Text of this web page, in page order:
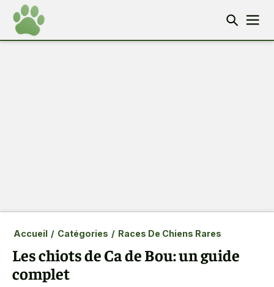
Accueil / Catégories / Races De Chiens Rares
Les chiots de Ca de Bou: un guide
complet